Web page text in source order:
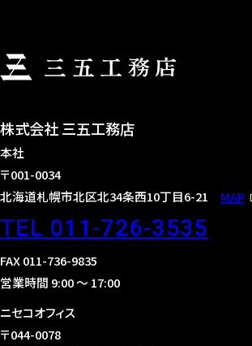
株式会社 三五工務店
本社
〒001-0034
北海道札幌市北区北34条西10丁目6-21
MAP
TEL 011-726-3535
FAX 011-736-9835
営業時間 9:00 〜 17:00
ニセコオフィス
〒044-0078